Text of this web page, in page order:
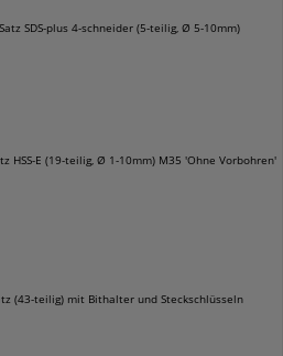
SDS-plus 4-schneider (5-teilig, Ø 5-10mm)
HSS-E (19-teilig, Ø 1-10mm) M35 'Ohne Vorbohren'
(43-teilig) mit Bithalter und Steckschlüsseln